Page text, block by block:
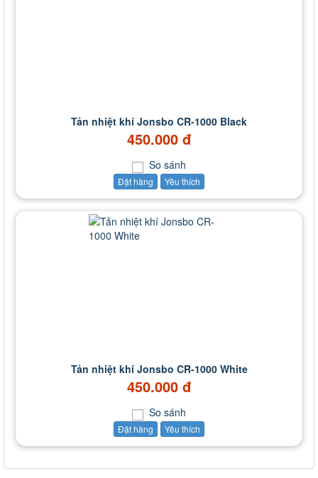
Tản nhiệt khí Jonsbo CR-1000 Black
450.000 đ
So sánh
Đặt hàng Yêu thích
Tản nhiệt khí Jonsbo CR-1000 White
450.000 đ
So sánh
Đặt hàng Yêu thích